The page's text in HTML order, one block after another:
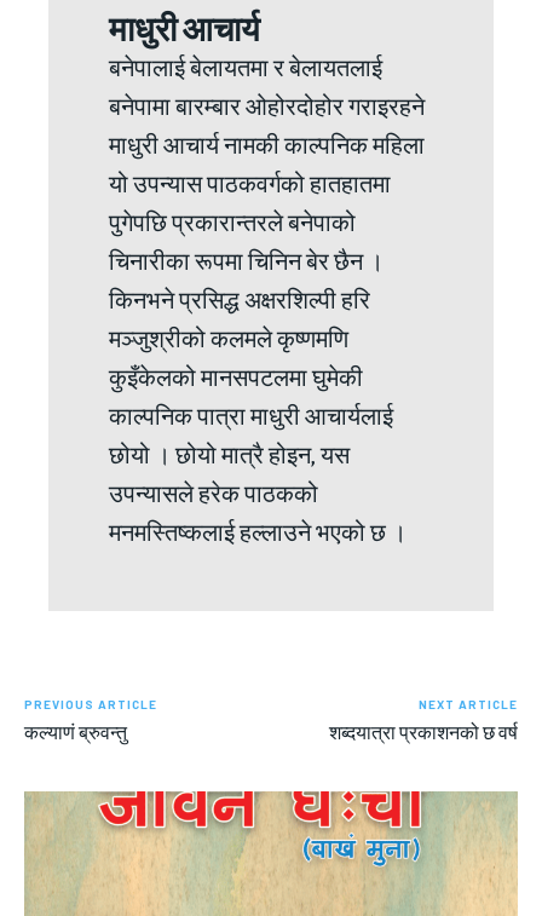
माधुरी आचार्य
बनेपालाई बेलायतमा र बेलायतलाई
बनेपामा बारम्बार ओहोरदोहोर गराइरहने
माधुरी आचार्य नामकी काल्पनिक महिला
यो उपन्यास पाठकवर्गको हातहातमा
पुगेपछि प्रकारान्तरले बनेपाको
चिनारीका रूपमा चिनिन बेर छैन ।
किनभने प्रसिद्ध अक्षरशिल्पी हरि
मञ्जुश्रीको कलमले कृष्णमणि
कुइँकेलको मानसपटलमा घुमेकी
काल्पनिक पात्रा माधुरी आचार्यलाई
छोयो । छोयो मात्रै होइन, यस
उपन्यासले हरेक पाठकको
मनमस्तिष्कलाई हल्लाउने भएको छ ।
PREVIOUS ARTICLE
कल्याणं ब्रुवन्तु
NEXT ARTICLE
शब्दयात्रा प्रकाशनको छ वर्ष